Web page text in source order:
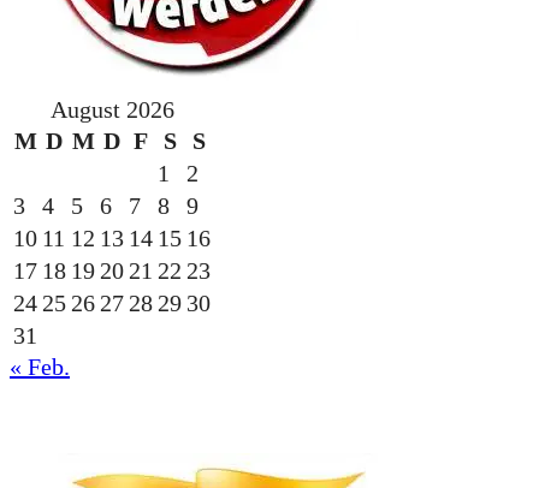
August 2026
M D M D F S
S
1
2
3
4 5 6 7 8
9
10 11 12 13 14 15 16
17 18 19 20 21 22 23
24 25 26 27 28 29 30
31
« Feb.